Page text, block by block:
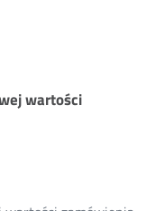
wartości